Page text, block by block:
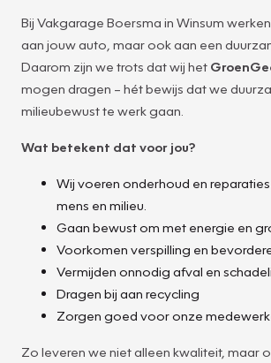
Bij Vakgarage Boersma in Winsum
aan jouw auto, maar ook aan een
Daarom zijn we trots dat wij het
mogen dragen – hét bewijs dat we
milieubewust te werk gaan.
Wat betekent dat voor jou?
Wij voeren onderhoud en
mens en milieu.
Gaan bewust om met energie en
Voorkomen verspilling en
Vermijden onnodig afval en
Dragen bij aan recycling
Zorgen goed voor onze
Zo leveren we niet alleen kwaliteit, maar